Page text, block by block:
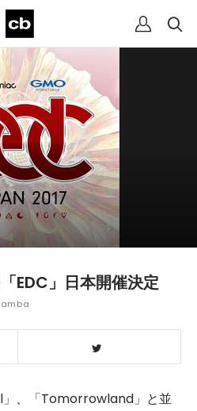
EDC」日本開催決定
、「Tomorrowland」と並